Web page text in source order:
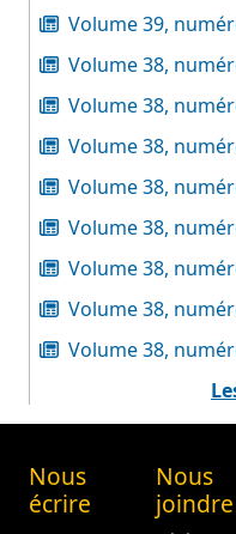
Volume 39,
Volume 38,
Volume 38,
Volume 38,
Volume 38,
Volume 38,
Volume 38,
Volume 38,
Volume 38,
Nous
écrire
Nous
joindre